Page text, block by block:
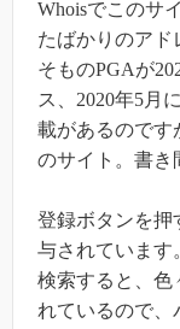
Whoisでこのサ
たばかりのアド
そものPGAが
ス、2020年5月
載があるのです
のサイト。書き
登録ボタンを押
与されています
検索すると、色
れているので、